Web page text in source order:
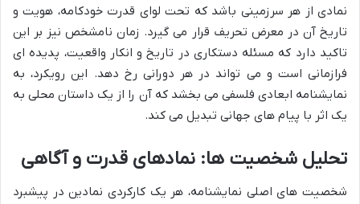
نمادی از هر سرزمینی باشد که تحت لوای قدرت خودکامه، هویت و
تاریخ آن در معرض تحریف قرار می گیرد. زمان نامشخص نیز بر این
تاکید دارد که مسئله دستکاری در تاریخ و انکار واقعیت، پدیده ای
فرازمانی است و می تواند در هر دورانی رخ دهد. این رویکرد، به
نمایشنامه ابعادی فلسفی می بخشد که آن را از یک داستان محلی به
یک اثر با پیام های جهانی تبدیل می کند.
تحلیل شخصیت ها: نمادهای قدرت و آگاهی
شخصیت های اصلی نمایشنامه، هر یک کارکردی نمادین در پیشبرد